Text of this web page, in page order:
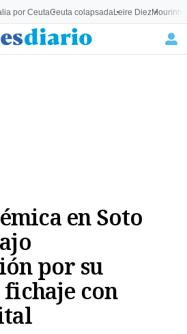
por CeutaCeuta colapsadaLeire Diez
en Soto
por su
fichaje con